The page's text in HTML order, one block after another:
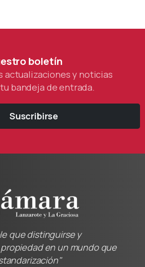
boletín
actualizaciones y noticias
bandeja de entrada.
Suscribirse
que distinguirse y
en un mundo que